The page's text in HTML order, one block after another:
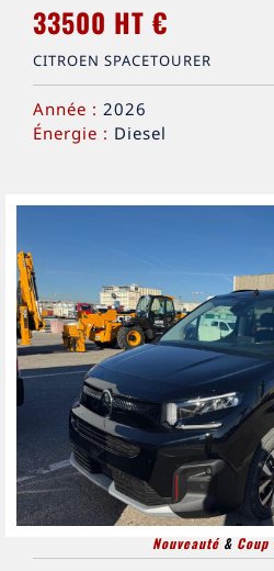
33500 HT €
CITROEN SPACETOURER
Année : 2026
Énergie : Diesel
Nouveauté&